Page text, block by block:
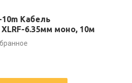
10m Кабель
6.35мм моно, 10м